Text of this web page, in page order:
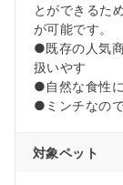
とができるた
が可能です。
●既存の人気
扱いやす
●自然な食性
●ミンチなの
対象ペット